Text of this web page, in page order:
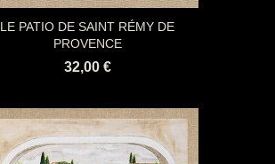
LE PATIO DE SAINT RÉMY DE
PROVENCE
32,00 €